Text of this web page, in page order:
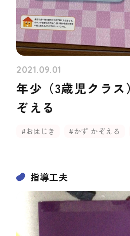
2021.09.01
年少（3歳児クラ
ぞえる
#おはじき #かず かぞえる
指導工夫